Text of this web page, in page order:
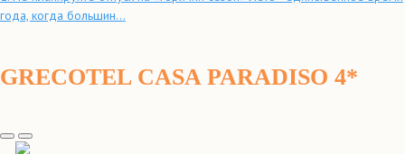
года, когда большин...
GRECOTEL CASA PARADISO 4*